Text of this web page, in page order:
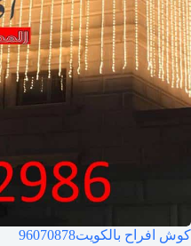
كوش افراح بالكويت96070878